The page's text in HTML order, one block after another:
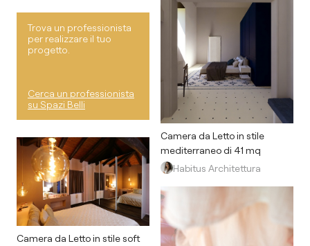
Trova un professionista
per realizzare il tuo
progetto.
Cerca un professionista
su Spazi Belli
Camera da Letto in stile soft
Camera da Letto in stile
mediterraneo di 41 mq
Habitus Architettura